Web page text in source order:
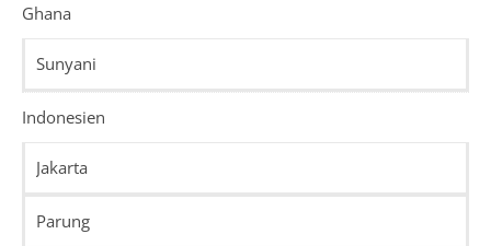
Ghana
Sunyani
Indonesien
Jakarta
Parung